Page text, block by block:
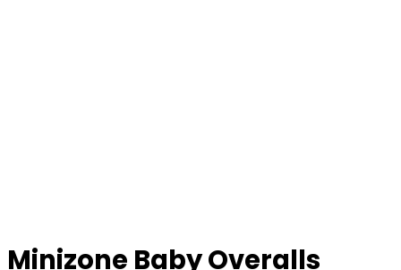
Minizone Baby Overalls